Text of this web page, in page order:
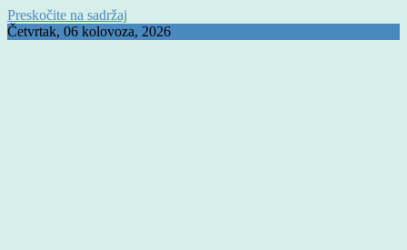
Preskočite na sadržaj
Četvrtak, 06 kolovoza, 2026